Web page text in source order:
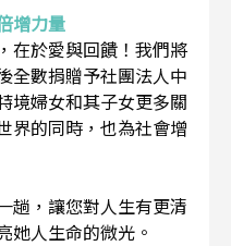
增力量
在於愛與回饋！我們將
全數捐贈予社團法人中
境婦女和其子女更多關
界的同時，也為社會增
趟，讓您對人生有更清
她人生命的微光。